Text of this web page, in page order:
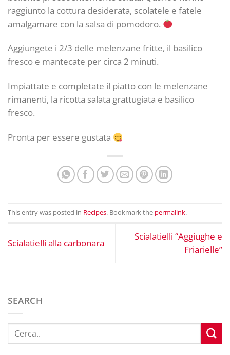
raggiunto la cottura desiderata, scolatele e fatele
amalgamare con la salsa di pomodoro.
Aggiungete i 2/3 delle melenzane fritte, il basilico
fresco e mantecate per circa 2 minuti.
Impiattate e completate il piatto con le melenzane
rimanenti, la ricotta salata grattugiata e basilico
fresco.
Pronta per essere gustata
This entry was posted in Recipes. Bookmark the permalink.
Scialatielli alla carbonara
Scialatielli “Aggiughe e
Friarielle”
SEARCH